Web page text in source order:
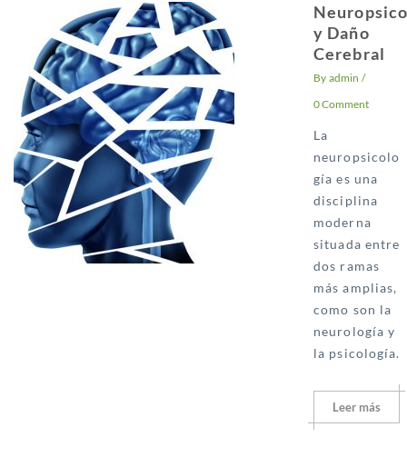
y Daño
Cerebral
By admin /
0 Comment
La
neuropsicolo
gía es una
disciplina
moderna
situada entre
dos ramas
más amplias,
como son la
neurología y
la psicología.
Leer más